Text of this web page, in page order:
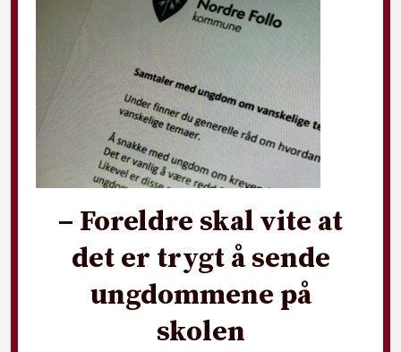
– Foreldre skal vite at
det er trygt å sende
ungdommene på
skolen